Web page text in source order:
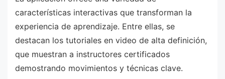
características interactivas que transforman la
experiencia de aprendizaje. Entre ellas, se
destacan los tutoriales en video de alta definición,
que muestran a instructores certificados
demostrando movimientos y técnicas clave.